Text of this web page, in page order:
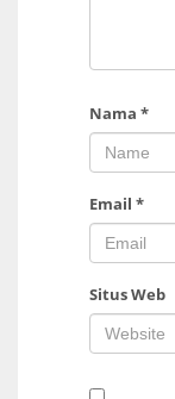
Nama *
Email *
Situs Web